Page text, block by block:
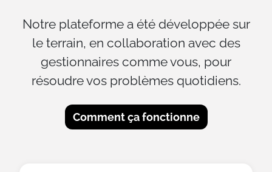
Notre plateforme a été développée sur
le terrain, en collaboration avec des
gestionnaires comme vous, pour
résoudre vos problèmes quotidiens.
Comment ça fonctionne